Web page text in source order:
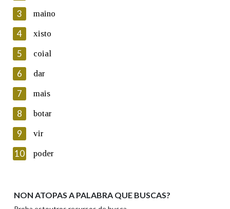
En cumprimento da normativa vixente en materia de
Protección de Datos de Carácter Persoal, a Real Academia
Galega informa a aqueles usuarios que faciliten o seu correo
electrónico, así como calquera outra información de carácter
persoal, que estes datos serán obxecto de tratamento
automatizado de carácter confidencial e incorporados aos seus
ficheiros informáticos. Así mesmo, os usuarios poderán exercer o
seu dereito de acceso, rectificación, oposición e cancelación dos
seus datos poñéndose en contacto connosco.
Lin e acepto as condicións da política de
Introduce o código que aparece na imaxe:
Texto de verificación
3 maino
4 xisto
5 coial
6 dar
7 mais
8 botar
9 vir
10 poder
NON ATOPAS A PALABRA QUE BUSCAS?